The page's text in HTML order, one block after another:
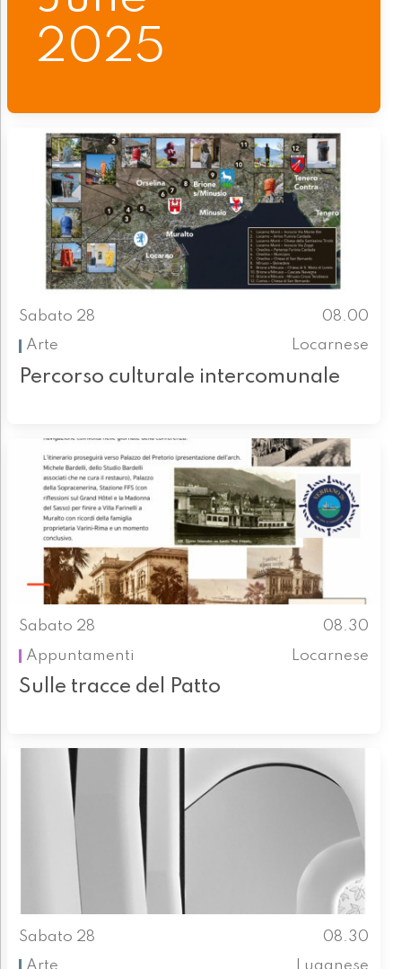
2025
Sabato 28
08.00
Arte
Locarnese
Percorso culturale intercomunale
Sabato 28
08.30
Appuntamenti
Locarnese
Sulle tracce del Patto
Sabato 28
08.30
Arte
Luganese